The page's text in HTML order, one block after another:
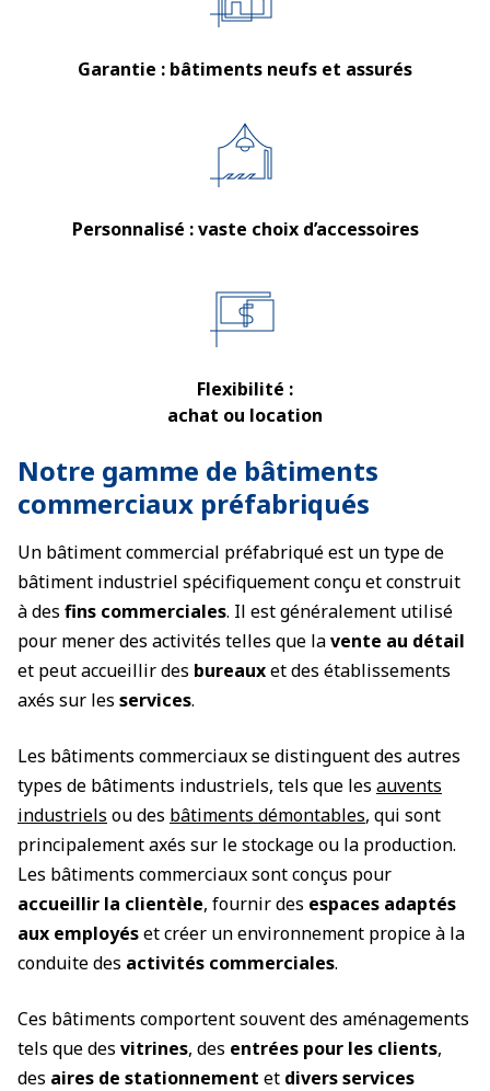
Garantie : bâtiments neufs et assurés
Personnalisé : vaste choix d’accessoires
Flexibilité :
achat ou location
Notre gamme de bâtiments
commerciaux préfabriqués
Un bâtiment commercial préfabriqué est un type de
bâtiment industriel spécifiquement conçu et construit
à des fins commerciales. Il est généralement utilisé
pour mener des activités telles que lavente au détail
et peut accueillir des bureauxet des établissements
axés sur les services.
Les bâtiments commerciaux se distinguent des autres
types de bâtiments industriels, tels que les auvents
industriels ou des bâtiments démontables, qui sont
principalement axés sur le stockage ou la production.
Les bâtiments commerciaux sont conçus pour
accueillir la clientèle, fournir des espaces adaptés
aux employéset créer un environnement propice à la
conduite des activités commerciales.
Ces bâtiments comportent souvent des aménagements
tels que des vitrines, des entrées pour les clients,
des aires de stationnement et divers services